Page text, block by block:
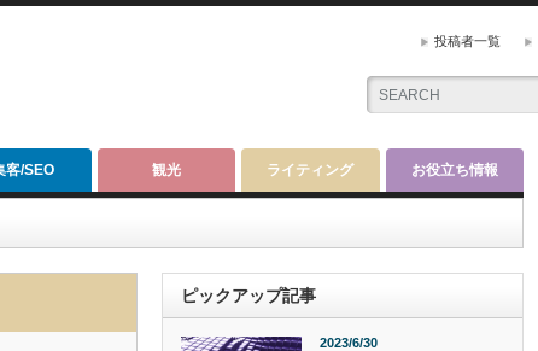
投稿者一覧
客/SEO 観光 ライティング お役立ち情報
ピックアップ記事
2023/6/30